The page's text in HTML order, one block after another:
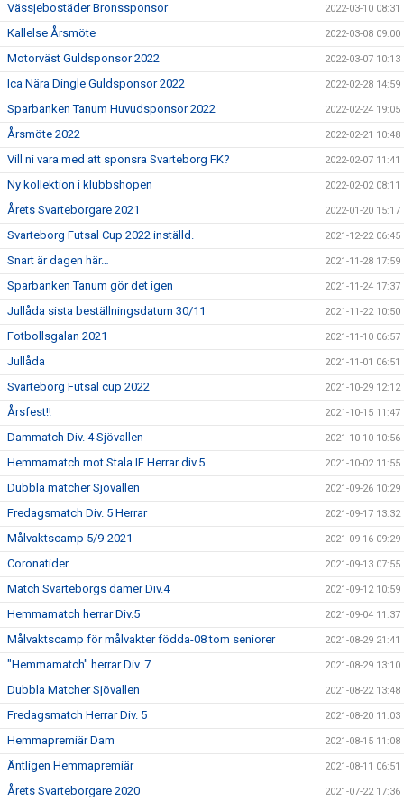
Vässjebostäder Bronssponsor 2022-03-10 08:31
Kallelse Årsmöte 2022-03-08 09:00
Motorväst Guldsponsor 2022 2022-03-07 10:13
Ica Nära Dingle Guldsponsor 2022 2022-02-28 14:59
Sparbanken Tanum Huvudsponsor 2022 2022-02-24 19:05
Årsmöte 2022 2022-02-21 10:48
Vill ni vara med att sponsra Svarteborg FK? 2022-02-07 11:41
Ny kollektion i klubbshopen 2022-02-02 08:11
Årets Svarteborgare 2021 2022-01-20 15:17
Svarteborg Futsal Cup 2022 inställd. 2021-12-22 06:45
Snart är dagen här… 2021-11-28 17:59
Sparbanken Tanum gör det igen 2021-11-24 17:37
Jullåda sista beställningsdatum 30/11 2021-11-22 10:50
Fotbollsgalan 2021 2021-11-10 06:57
Jullåda 2021-11-01 06:51
Svarteborg Futsal cup 2022 2021-10-29 12:12
Årsfest!! 2021-10-15 11:47
Dammatch Div. 4 Sjövallen 2021-10-10 10:56
Hemmamatch mot Stala IF Herrar div.5 2021-10-02 11:55
Dubbla matcher Sjövallen 2021-09-26 10:29
Fredagsmatch Div. 5 Herrar 2021-09-17 13:32
Målvaktscamp 5/9-2021 2021-09-16 09:29
Coronatider 2021-09-13 07:55
Match Svarteborgs damer Div.4 2021-09-12 10:59
Hemmamatch herrar Div.5 2021-09-04 11:37
Målvaktscamp för målvakter födda-08 tom seniorer 2021-08-29 21:41
"Hemmamatch" herrar Div. 7 2021-08-29 13:10
Dubbla Matcher Sjövallen 2021-08-22 13:48
Fredagsmatch Herrar Div. 5 2021-08-20 11:03
Hemmapremiär Dam 2021-08-15 11:08
Äntligen Hemmapremiär 2021-08-11 06:51
Årets Svarteborgare 2020 2021-07-22 17:36